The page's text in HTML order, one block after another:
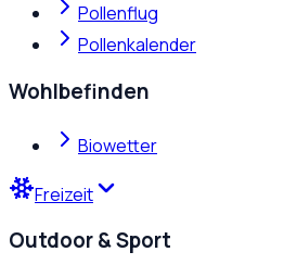
Pollenflug
Pollenkalender
Wohlbefinden
Biowetter
Freizeit
Outdoor & Sport